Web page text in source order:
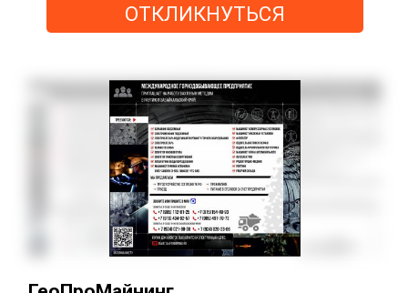
ОТКЛИКНУТЬСЯ